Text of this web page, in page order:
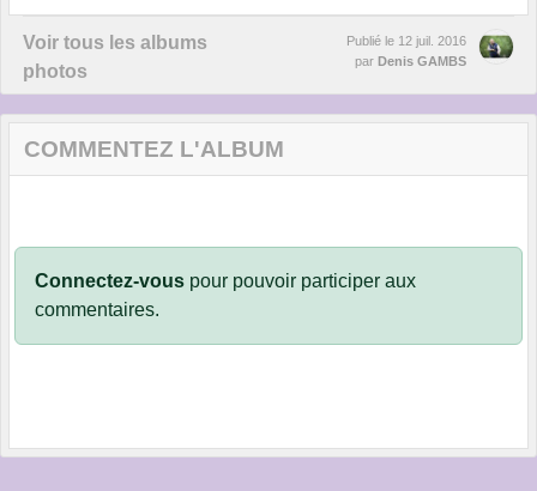
Voir tous les albums
photos
Publié le 12 juil. 2016
par Denis GAMBS
COMMENTEZ L'ALBUM
Connectez-vous pour pouvoir participer aux
commentaires.